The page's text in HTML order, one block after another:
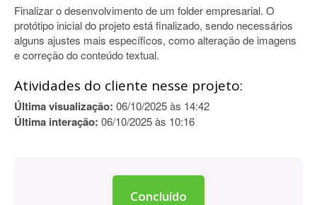
Finalizar o desenvolvimento de um folder empresarial. O
protótipo inicial do projeto está finalizado, sendo necessários
alguns ajustes mais específicos, como alteração de imagens
e correção do conteúdo textual.
Atividades do cliente nesse projeto:
Última visualização: 06/10/2025 às 14:42
Última interação: 06/10/2025 às 10:16
Concluído